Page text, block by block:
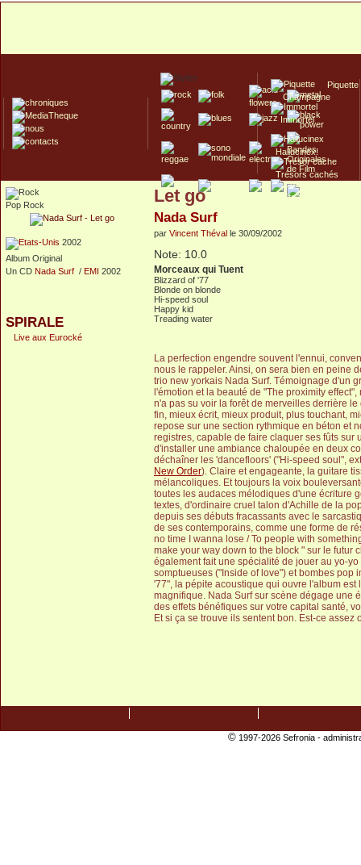
Piquette
Champagne
Immortel
Hallucinex!
Trésors cachés
Culte/Collector
Pop Rock
2002
Album Original
Un CD Nada Surf / EMI 2002
SPIRALE
Live aux Eurocké
Let go
Nada Surf
par Vincent Théval le 30/09/2002
Note: 10.0
Morceaux qui Tuent
Blizzard of '77
Blonde on blonde
Hi-speed soul
Happy kid
Treading water
La perfection engendre souvent l'ennui,
nous le rappeler. Ainsi, on sera bien en peine
trio new yorkais Nada Surf. Témoignage d'un
l'émotion et la beauté de "The proximity
n'a pas su voir la forêt de merveilles derrière
fin, mieux écrit, mieux produit, plus touchant,
repose sur une section rythmique en béton et
registres, capable de faire claquer ses fûts sur
d'installer une ambiance chaloupée en deux
déchaîner les 'dancefloors' ("Hi-speed soul",
New Order). Claire et engageante, la guitare
mélancoliques. Et toujours la voix
toutes les audaces mélodiques d'une écriture
textes, d'ordinaire cruel talon d'Achille de la
depuis ses débuts fracassants avec le
de ses contemporains, comme une forme de
no time I wanna lose / To people with
make your way down to the block " sur le futur
également fait une spécialité de jouer au yo-
somptueuses ("Inside of love") et bombes pop
'77", la pépite acoustique qui ouvre l'album
magnifique. Nada Surf sur scène dégage une
des effets bénéfiques sur votre capital santé,
Et si ça se trouve ils sentent bon. Est-ce
©1997-2026 Sefronia -